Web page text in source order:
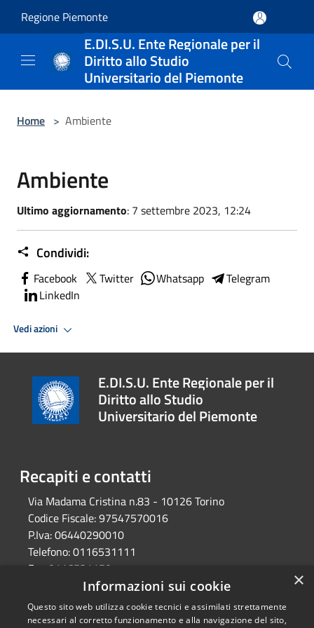
Regione Piemonte
E.DI.S.U. Ente Regionale per il
Diritto allo Studio
Universitario del Piemonte
Home > Ambiente
Ambiente
Ultimo aggiornamento: 7 settembre 2023, 12:24
Condividi:
Facebook Twitter Whatsapp
Telegram
LinkedIn
Vedi azioni
E.DI.S.U. Ente Regionale per il
Diritto allo Studio
Universitario del Piemonte
Recapiti e contatti
Via Madama Cristina n.83 - 10126 Torino
Codice Fiscale:97547570016
P.Iva:06440290010
Telefono:0116531111
Fax:
0116531150
edisu@cert.edisu.piemonte.it ×
Informazioni sui cookie
Questo sito web utilizza cookie tecnici e assimilati strettamente
necessari al corretto funzionamento e alla navigazione del sito,